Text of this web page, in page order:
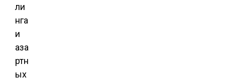
ли
нга
и
аза
ртн
ых